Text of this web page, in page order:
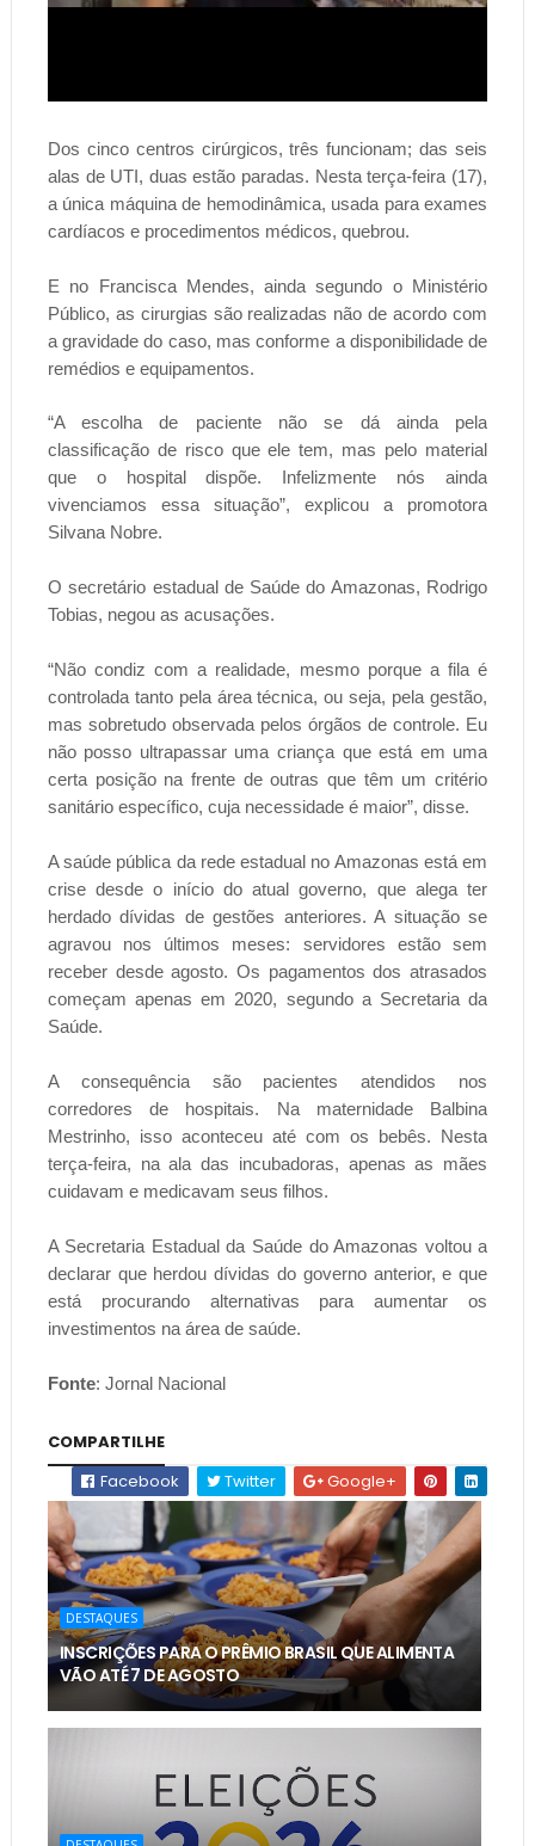
Dos cinco centros cirúrgicos, três funcionam; das seis
alas de UTI, duas estão paradas. Nesta terça-feira (17),
a única máquina de hemodinâmica, usada para exames
cardíacos e procedimentos médicos, quebrou.
E no Francisca Mendes, ainda segundo o Ministério
Público, as cirurgias são realizadas não de acordo com
a gravidade do caso, mas conforme a disponibilidade de
remédios e equipamentos.
“A escolha de paciente não se dá ainda pela
classificação de risco que ele tem, mas pelo material
que o hospital dispõe. Infelizmente nós ainda
vivenciamos essa situação”, explicou a promotora
Silvana Nobre.
O secretário estadual de Saúde do Amazonas, Rodrigo
Tobias, negou as acusações.
“Não condiz com a realidade, mesmo porque a fila é
controlada tanto pela área técnica, ou seja, pela gestão,
mas sobretudo observada pelos órgãos de controle. Eu
não posso ultrapassar uma criança que está em uma
certa posição na frente de outras que têm um critério
sanitário específico, cuja necessidade é maior”, disse.
A saúde pública da rede estadual no Amazonas está em
crise desde o início do atual governo, que alega ter
herdado dívidas de gestões anteriores. A situação se
agravou nos últimos meses: servidores estão sem
receber desde agosto. Os pagamentos dos atrasados
começam apenas em 2020, segundo a Secretaria da
Saúde.
A consequência são pacientes atendidos nos
corredores de hospitais. Na maternidade Balbina
Mestrinho, isso aconteceu até com os bebês. Nesta
terça-feira, na ala das incubadoras, apenas as mães
cuidavam e medicavam seus filhos.
A Secretaria Estadual da Saúde do Amazonas voltou a
declarar que herdou dívidas do governo anterior, e que
está procurando alternativas para aumentar os
investimentos na área de saúde.
Fonte: Jornal Nacional
COMPARTILHE
Facebook
Twitter Google+
DESTAQUES
INSCRIÇÕES PARA O PRÊMIO BRASIL QUE ALIMENTA
VÃO ATÉ 7 DE AGOSTO